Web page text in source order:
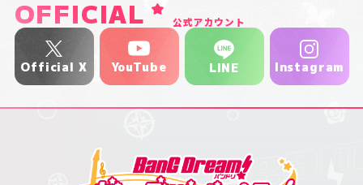
OFFICIAL 公式アカウント
Official X YouTube LINE Instagram